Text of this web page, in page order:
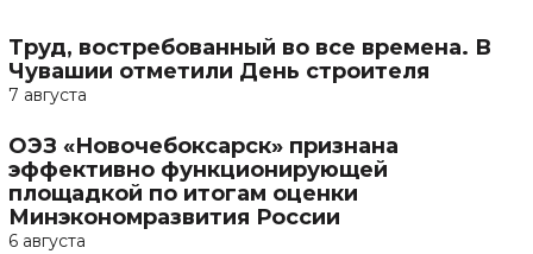
Труд, востребованный во все времена. В
Чувашии отметили День строителя
7 августа
ОЭЗ «Новочебоксарск» признана
эффективно функционирующей
площадкой по итогам оценки
Минэкономразвития России
6 августа